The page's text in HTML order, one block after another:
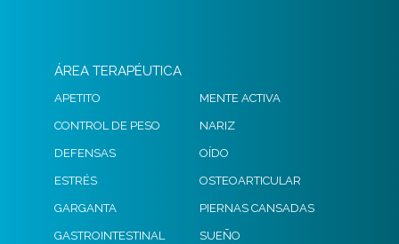
ÁREA TERAPÉUTICA
APETITO
CONTROL DE PESO
DEFENSAS
ESTRÉS
GARGANTA
GASTROINTESTINAL
MENTE ACTIVA
NARIZ
OÍDO
OSTEOARTICULAR
PIERNAS CANSADAS
SUEÑO